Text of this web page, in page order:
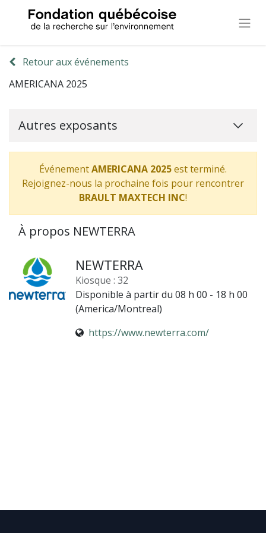
Retour aux événements
AMERICANA 2025
Autres exposants
ÉvénementAMERICANA 2025est terminé.
Rejoignez-nous la prochaine fois pour rencontrer
BRAULT MAXTECH INC!
À propos NEWTERRA
NEWTERRA
Kiosque : 32
Disponible à partir du 08 h 00 - 18 h 00
(America/Montreal)
https://www.newterra.com/